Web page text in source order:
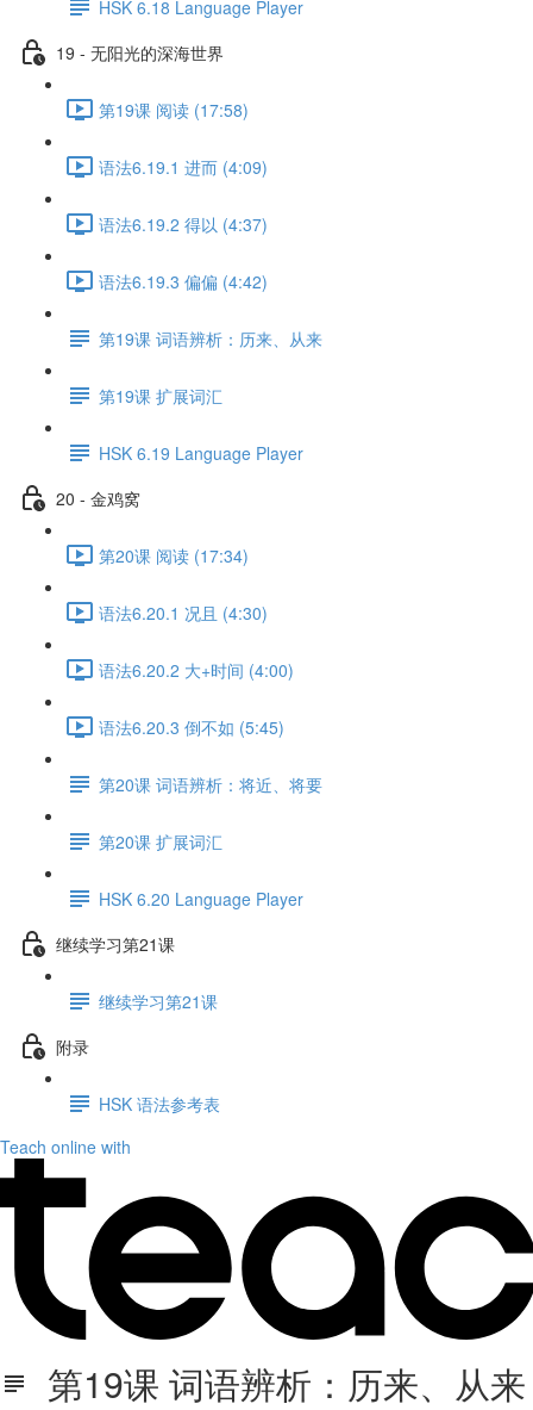
HSK 6.18 Language Player
19 - 无阳光的深海世界
第19课 阅读 (17:58)
语法6.19.1 进而 (4:09)
语法6.19.2 得以 (4:37)
语法6.19.3 偏偏 (4:42)
第19课 词语辨析：历来、从来
第19课 扩展词汇
HSK 6.19 Language Player
20 - 金鸡窝
第20课 阅读 (17:34)
语法6.20.1 况且 (4:30)
语法6.20.2 大+时间 (4:00)
语法6.20.3 倒不如 (5:45)
第20课 词语辨析：将近、将要
第20课 扩展词汇
HSK 6.20 Language Player
继续学习第21课
继续学习第21课
附录
HSK 语法参考表
Teach online with
第19课 词语辨析：历来、从来